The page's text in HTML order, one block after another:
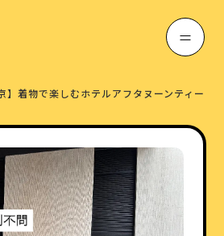
】着物で楽しむホテルアフタヌーンティー